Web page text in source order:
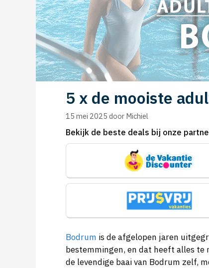
5 x de mooiste
15 mei 2025 door Michiel
Bekijk de beste deals bij onze
Bodrum is de afgelopen jaren
bestemmingen, en dat heeft alles te
de levendige baai van Bodrum zelf,